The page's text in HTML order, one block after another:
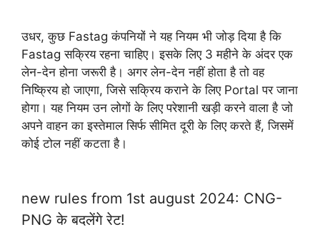
उधर, कुछ Fastag कंपनियों ने यह नियम भी जोड़ दिया है कि
Fastag सक्रिय रहना चाहिए। इसके लिए 3 महीने के अंदर एक
लेन-देन होना जरूरी है। अगर लेन-देन नहीं होता है तो वह
निष्क्रिय हो जाएगा, जिसे सक्रिय कराने के लिए Portal पर जाना
होगा। यह नियम उन लोगों के लिए परेशानी खड़ी करने वाला है जो
अपने वाहन का इस्तेमाल सिर्फ सीमित दूरी के लिए करते हैं, जिसमें
कोई टोल नहीं कटता है।
new rules from 1st august 2024: CNG-
PNG के बदलेंगे रेट!